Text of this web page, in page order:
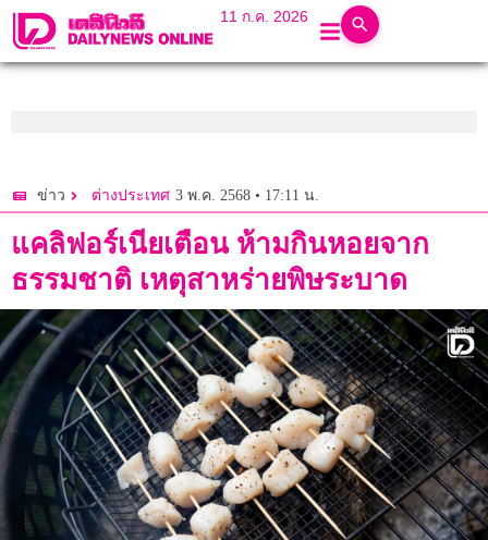
11 ก.ค. 2026
ข่าว ต่างประเทศ 3 พ.ค. 2568 • 17:11 น.
แคลิฟอร์เนียเตือน ห้ามกินหอยจาก
ธรรมชาติ เหตุสาหร่ายพิษระบาด